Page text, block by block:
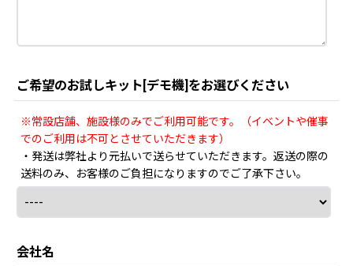
ご希望のお試しキット[デモ機]をお選びください
※常設店舗、施設様のみでご利用可能です。（イベントや催事
でのご利用は不可とさせていただきます）
・発送は弊社より元払いで送らせていただきます。返送の際の
送料のみ、お客様のご負担になりますのでご了承下さい。
会社名